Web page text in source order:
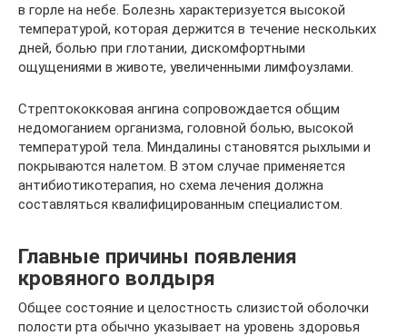
в горле на небе. Болезнь характеризуется высокой
температурой, которая держится в течение нескольких
дней, болью при глотании, дискомфортными
ощущениями в животе, увеличенными лимфоузлами.
Стрептококковая ангина сопровождается общим
недомоганием организма, головной болью, высокой
температурой тела. Миндалины становятся рыхлыми и
покрываются налетом. В этом случае применяется
антибиотикотерапия, но схема лечения должна
составляться квалифицированным специалистом.
Главные причины появления
кровяного волдыря
Общее состояние и целостность слизистой оболочки
полости рта обычно указывает на уровень здоровья